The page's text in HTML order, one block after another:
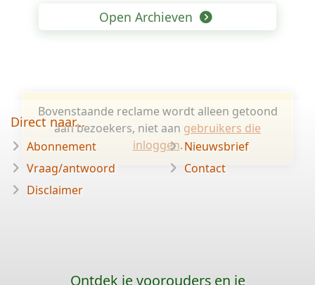
Open Archieven
Bovenstaande reclame wordt alleen getoond
aan bezoekers, niet aan gebruikers die
inloggen.
Direct naar...
Abonnement
Vraag/antwoord
Disclaimer
Nieuwsbrief
Contact
Ontdek je voorouders en je